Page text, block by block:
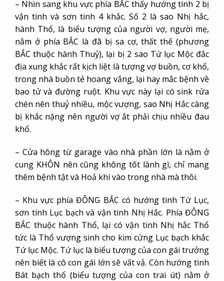
– Nhìn sang khu vực phía BẮC thấy hướng tinh 2 bị
vận tinh và sơn tinh 4 khắc. Số 2 là sao Nhị hắc,
hành Thổ, là biểu tượng của người vợ, người mẹ,
nằm ở phía BẮC là đã bị sa cơ, thất thế (phương
BẮC thuộc hành Thuỷ), lại bị 2 sao Tứ lục Mộc đắc
địa xung khắc rất kịch liệt là tượng vợ buồn, cơ khổ,
trong nhà buồn tẻ hoang vắng, lại hay mắc bệnh về
bao tử và đường ruột. Khu vực này lại có sink rửa
chén nên thuỷ nhiều, mộc vượng, sao Nhị Hắc càng
bị khắc nặng nên người vợ ắt phải chịu nhiều đau
khổ.
– Cửa hông từ garage vào nhà phần lớn là nằm ở
cung KHÔN nên cũng không tốt lành gì, chỉ mang
thêm bệnh tật và Hoả khí vào trong nhà mà thôi.
– Khu vực phía ĐÔNG BẮC có hướng tinh Tứ Lục,
sơn tinh Lục bạch và vận tinh Nhị Hắc. Phía ĐÔNG
BẮC thuộc hành Thổ, lại có vận tinh Nhị hắc Thổ
tức là Thổ vượng sinh cho kim cứng Lục bạch khắc
Tứ lục Mộc. Tứ lục là biểu tượng của con gái trưởng
nên biết là cô con gái lớn sẽ vất vả. Còn hướng tinh
Bát bạch thổ (biểu tượng của con trai út) nằm ở